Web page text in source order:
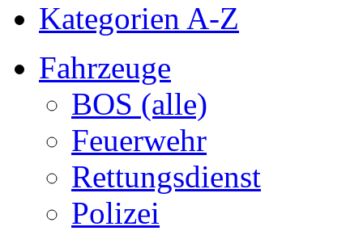
Kategorien A-Z
Fahrzeuge
BOS (alle)
Feuerwehr
Rettungsdienst
Polizei